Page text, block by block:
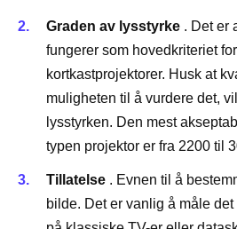
Graden av lysstyrke . Det er
fungerer som hovedkriteriet
kortkastprojektorer. Husk at
muligheten til å vurdere det,
lysstyrken. Den mest
typen projektor er fra 2200 til
Tillatelse . Evnen til å
bilde. Det er vanlig å måle